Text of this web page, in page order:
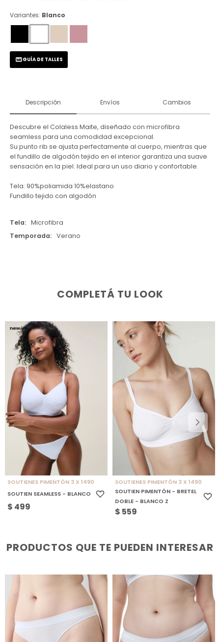
Variantes: Blanco
GUÍA DE TALLES
Descripción Envíos Cambios
Descubre el Colaless Maite, diseñado con microfibra
seamless para una comodidad excepcional.
Su punto rib se ajusta perfectamente al cuerpo, mientras que
el fundillo de algodón tejido en el interior garantiza una suave
sensación en la piel. Ideal para un uso diario y confortable.
Tela: 90%poliamida 10%elastano
Fundillo tejido con algodón
Tela
Microfibra
Temporada
Verano
COMPLETÁ TU LOOK
SOUTIENES PIMENTÓN 3 X 1490
SOUTIEN SEAMLESS - BLANCO
$ 499
SOUTIENES PIMENTÓN 3 X 1490
SOUTIEN PIMENTÓN - BRETEL
DOBLE - BLANCO Z
$ 559
PRODUCTOS QUE TE PUEDEN INTERESAR